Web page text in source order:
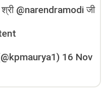
श्री @narendramodi जी
16 Nov